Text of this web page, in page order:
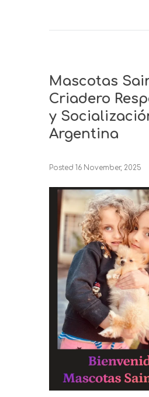
Mascotas
Criadero
y
Argentina
Posted 16 November, 2025